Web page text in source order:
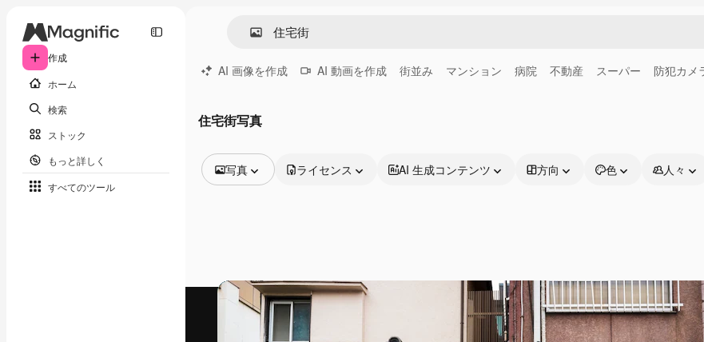
作成
ホーム
検索
ストック
もっと詳しく
すべてのツール
AI 画像を作成 AI 動画を作成 街並み マンション 病院 不動産 スーパー 防犯カメ
住宅街写真
写真
動画
映像素材
モーショングラフィックス
動画テンプレート
ライセンス AI 生成コンテンツ 方向 色 人々